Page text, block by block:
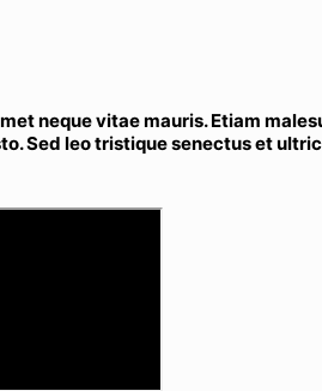
neque vitae mauris. Etiam
Sed leo tristique senectus et